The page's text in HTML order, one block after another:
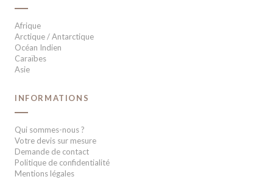
Afrique
Arctique / Antarctique
Océan Indien
Caraïbes
Asie
INFORMATIONS
Qui sommes-nous ?
Votre devis sur mesure
Demande de contact
Politique de confidentialité
Mentions légales